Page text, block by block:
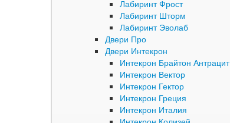
Лабиринт Фрост
Лабиринт Шторм
Лабиринт Эволаб
Двери Про
Двери Интекрон
Интекрон Брайтон Антрацит
Интекрон Вектор
Интекрон Гектор
Интекрон Греция
Интекрон Италия